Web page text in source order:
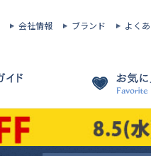
会社情報 ブランド よく